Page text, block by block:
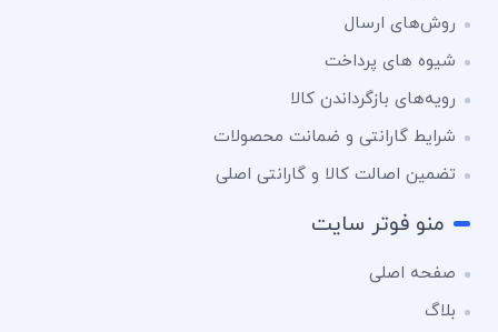
روش‌های ارسال
شیوه های پرداخت
رویه‌های بازگرداندن کالا
شرایط گارانتی و ضمانت محصولات
تضمین اصالت کالا و گارانتی اصلی
منو فوتر سایت
صفحه اصلی
بلاگ